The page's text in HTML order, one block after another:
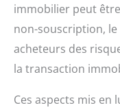
immobilier peut
non-souscription,
acheteurs des
la transaction
Ces aspects mis en